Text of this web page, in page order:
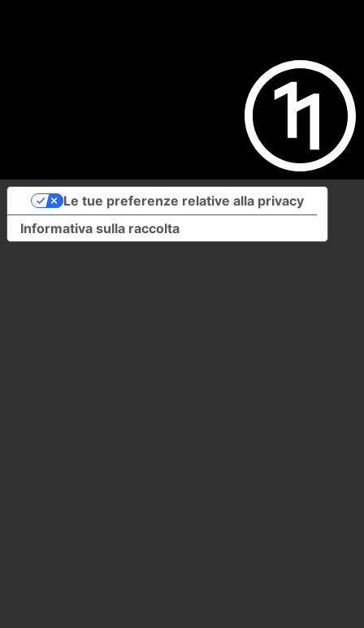
Informativa sulla raccolta
Le tue preferenze relative alla privacy